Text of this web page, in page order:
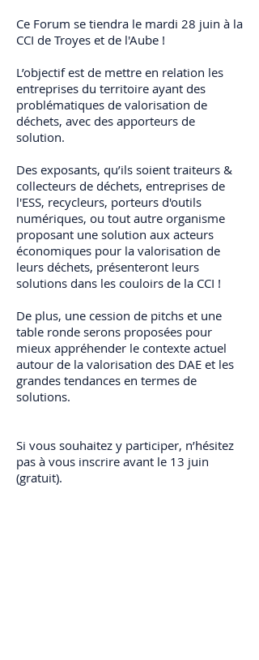
Ce Forum se tiendra le mardi 28 juin à la
CCI de Troyes et de l'Aube !
L’objectif est de mettre en relation les
entreprises du territoire ayant des
problématiques de valorisation de
déchets, avec des apporteurs de
solution.
Des exposants, qu’ils soient traiteurs &
collecteurs de déchets, entreprises de
l'ESS, recycleurs, porteurs d'outils
numériques, ou tout autre organisme
proposant une solution aux acteurs
économiques pour la valorisation de
leurs déchets, présenteront leurs
solutions dans les couloirs de la CCI !
De plus, une cession de pitchs et une
table ronde serons proposées pour
mieux appréhender le contexte actuel
autour de la valorisation des DAE et les
grandes tendances en termes de
solutions.
Si vous souhaitez y participer, n’hésitez
pas à vous inscrire avant le 13 juin
(gratuit).